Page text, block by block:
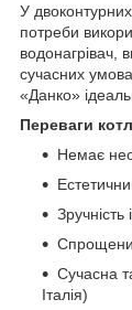
У
потреби
водонагрівач,
сучасних
«Данко»
Переваги
Немає
Зручність
Сучасна
Італія)